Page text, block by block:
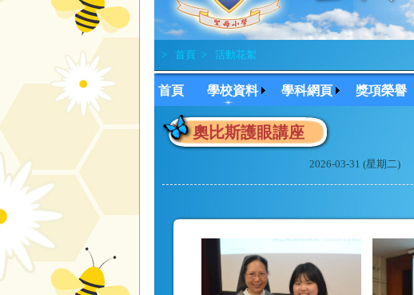
> 首頁 > 活動花絮
首頁 學校資料 學科網頁 獎項榮譽
奧比斯護眼講座
2026-03-31 (星期二)